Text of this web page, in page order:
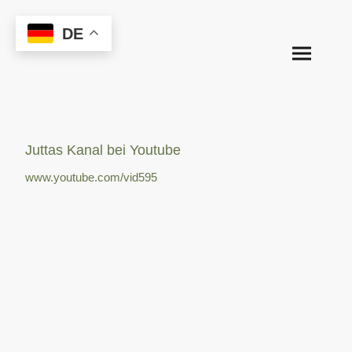
Juttas Kanal bei Youtube
www.youtube.com/vid595
DE